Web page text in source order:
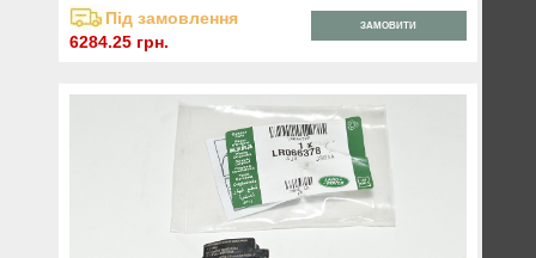
Під замовлення
6284.25 грн.
ЗАМОВИТИ